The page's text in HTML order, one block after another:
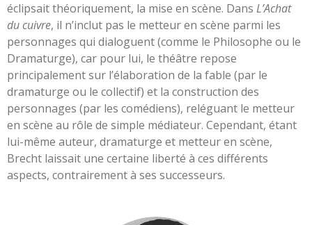
éclipsait théoriquement, la mise en scène. Dans L’Achat
du cuivre, il n’inclut pas le metteur en scène parmi les
personnages qui dialoguent (comme le Philosophe ou le
Dramaturge), car pour lui, le théâtre repose
principalement sur l’élaboration de la fable (par le
dramaturge ou le collectif) et la construction des
personnages (par les comédiens), reléguant le metteur
en scène au rôle de simple médiateur. Cependant, étant
lui-même auteur, dramaturge et metteur en scène,
Brecht laissait une certaine liberté à ces différents
aspects, contrairement à ses successeurs.